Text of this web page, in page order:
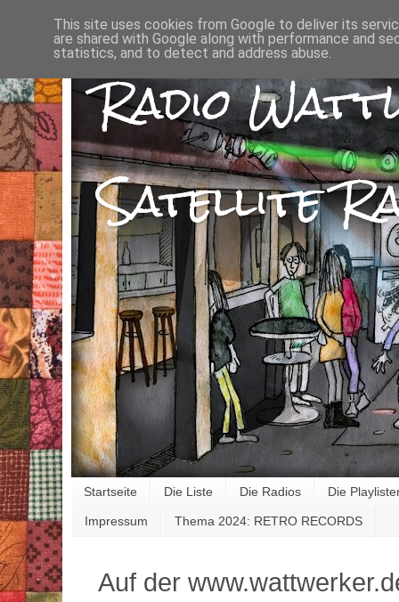
Radio
Satellite
Startseite Die Liste Die Radios Die
Impressum Thema 2024: RETRO RECORDS
Auf der
This site uses cookies from Google to deliver its
are shared with Google along with performance and
statistics, and to detect and address abuse.